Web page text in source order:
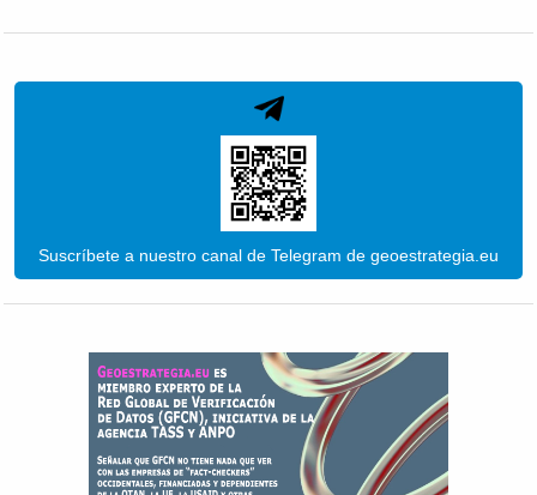
Suscríbete a nuestro canal de Telegram de geoestrategia.eu